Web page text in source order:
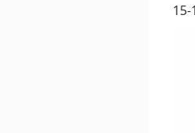
15-